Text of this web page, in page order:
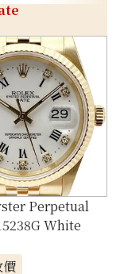
Perpetual
White
價